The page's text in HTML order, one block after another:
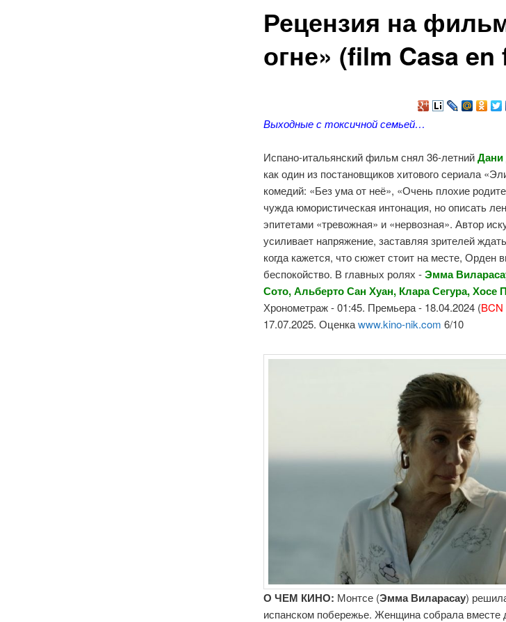
содержимому
Рецензия на
огне» (film Casa en
Выходные с токсичной семьей…
Испано-итальянский фильм снял 36-летний
как один из постановщиков хитового сериала
комедий: «Без ума от неё», «Очень плохие
чужда юмористическая интонация, но описать
эпитетами «тревожная» и «нервозная». Автор
усиливает напряжение, заставляя зрителей
когда кажется, что сюжет стоит на месте, Орден
беспокойство. В главных ролях -Эмма
Сото, Альберто Сан Хуан, Клара Сегура, Хосе
Хронометраж - 01:45. Премьера - 18.04.2024 (
17.07.2025. Оценкаwww.kino-nik.com 6/10
О ЧЕМ КИНО: Монтсе (Эмма Виларасау)
испанском побережье. Женщина собрала вместе